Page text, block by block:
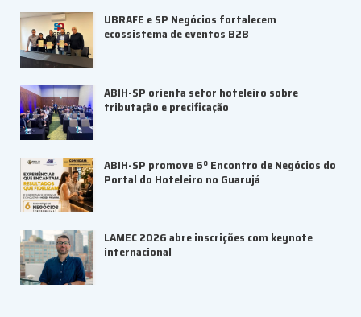
UBRAFE e SP Negócios fortalecem
ecossistema de eventos B2B
ABIH-SP orienta setor hoteleiro sobre
tributação e precificação
ABIH-SP promove 6º Encontro de Negócios do
Portal do Hoteleiro no Guarujá
LAMEC 2026 abre inscrições com keynote
internacional